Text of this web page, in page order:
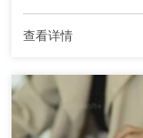
查看详情